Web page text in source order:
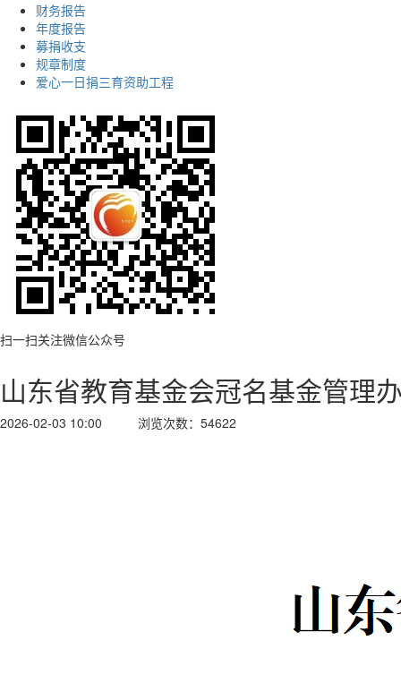
财务报告
年度报告
募捐收支
规章制度
爱心一日捐三育资助工程
扫一扫关注微信公众号
山东省教育基金会冠名基金管理
2026-02-03 10:00 浏览次数：54622